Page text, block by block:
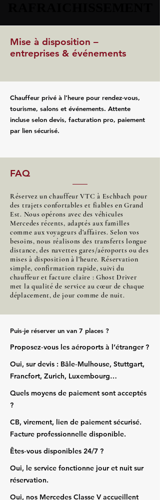
Mise à disposition –
entreprises & événements
Chauffeur privé à l’heure pour rendez‑vous,
tourisme, salons et événements. Attente
incluse selon devis, facturation pro, paiement
par lien sécurisé.
FAQ
Réservez un chauffeur VTC à Eschbach pour
des trajets confortables et fiables en Grand
Est. Nous opérons avec des véhicules
Mercedes récents, adaptés aux familles
comme aux voyageurs d’affaires. Selon vos
besoins, nous réalisons des transferts longue
distance, des navettes gares/aéroports ou des
mises à disposition à l’heure. Réservation
simple, confirmation rapide, suivi du
chauffeur et facture claire : Ghost Driver
met la qualité de service au cœur de chaque
déplacement, de jour comme de nuit.
Puis‑je réserver un van 7 places ?
Proposez‑vous les aéroports à l’étranger ?
Oui, sur devis : Bâle‑Mulhouse, Stuttgart,
Francfort, Zurich, Luxembourg…
Quels moyens de paiement sont acceptés
?
CB, virement, lien de paiement sécurisé.
Facture professionnelle disponible.
Êtes‑vous disponibles 24/7 ?
Oui, le service fonctionne jour et nuit sur
réservation.
Oui, nos Mercedes Classe V accueillent